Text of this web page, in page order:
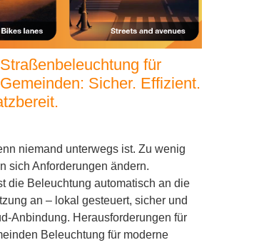
für
Sicher. Effizient.
niemand unterwegs ist. Zu wenig
sich Anforderungen ändern.
die Beleuchtung automatisch an die
an – lokal gesteuert, sicher und
Anbindung. Herausforderungen für
Beleuchtung für moderne